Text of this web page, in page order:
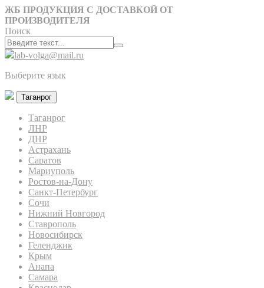
ЖБ ПРОДУКЦИЯ С ДОСТАВКОЙ ОТ
ПРОИЗВОДИТЕЛЯ
Поиск
lab-volga@mail.ru
Выберите язык
Таганрог
Таганрог
ЛНР
ДНР
Астрахань
Саратов
Мариуполь
Ростов-на-Дону
Санкт-Петербург
Сочи
Нижний Новгород
Ставрополь
Новосибирск
Геленджик
Крым
Анапа
Самара